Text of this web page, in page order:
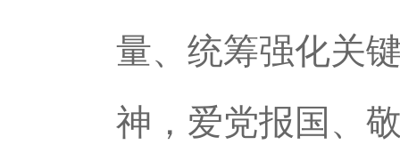
量、统筹强化关
神，爱党报国、